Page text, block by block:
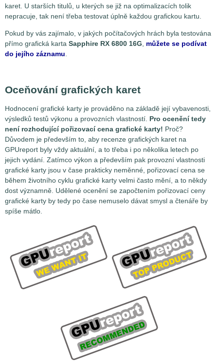
karet. U starších titulů, u kterých se již na optimalizacích tolik
nepracuje, tak není třeba testovat úplně každou grafickou kartu.
Pokud by vás zajímalo, v jakých počítačových hrách byla testována
přímo grafická karta Sapphire RX 6800 16G
můžete se podívat
do jejího záznamu
Oceňování grafických karet
Hodnocení grafické karty je prováděno na základě její vybavenosti,
výsledků testů výkonu a provozních vlastností. Pro ocenění tedy
není rozhodující pořizovací cena grafické karty! Proč?
Důvodem je především to, aby recenze grafických karet na
GPUreport byly vždy aktuální, a to třeba i po několika letech po
jejich vydání. Zatímco výkon a především pak provozní vlastnosti
grafické karty jsou v čase prakticky neměnné, pořizovací cena se
během životního cyklu grafické karty velmi často mění, a to někdy
dost významně. Udělené ocenění se započtením pořizovací ceny
grafické karty by tedy po čase nemuselo dávat smysl a čtenáře by
spíše mátlo.